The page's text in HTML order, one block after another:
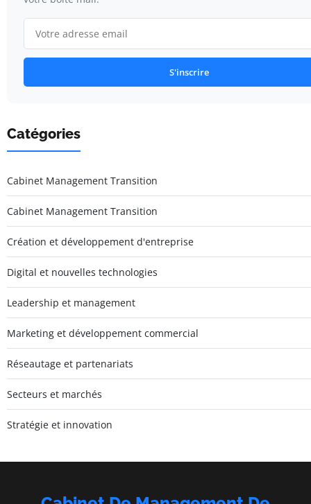
S'inscrire
Catégories
Cabinet Management Transition
Cabinet Management Transition
Création et développement d'entreprise
Digital et nouvelles technologies
Leadership et management
Marketing et développement commercial
Réseautage et partenariats
Secteurs et marchés
Stratégie et innovation